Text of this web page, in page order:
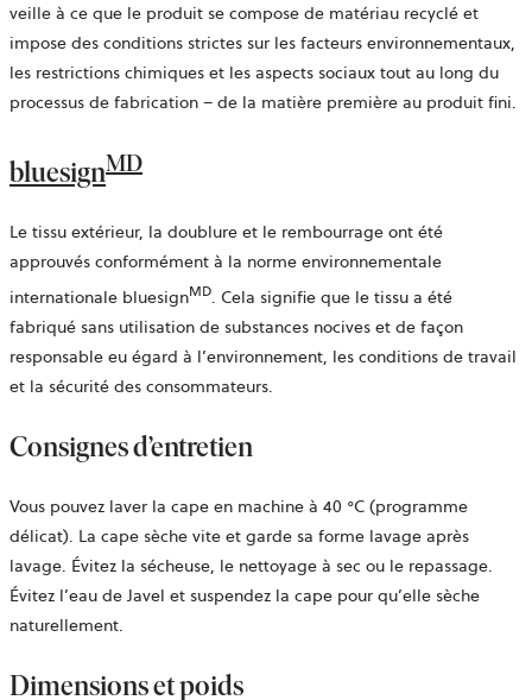
veille à ce que le produit se compose de matériau recyclé et
impose des conditions strictes sur les facteurs environnementaux,
les restrictions chimiques et les aspects sociaux tout au long du
processus de fabrication – de la matière première au produit fini.
bluesignMD
Le tissu extérieur, la doublure et le rembourrage ont été
approuvés conformément à la norme environnementale
internationale bluesignMD. Cela signifie que le tissu a été
fabriqué sans utilisation de substances nocives et de façon
responsable eu égard à l’environnement, les conditions de travail
et la sécurité des consommateurs.
Consignes d’entretien
Vous pouvez laver la cape en machine à 40 °C (programme
délicat). La cape sèche vite et garde sa forme lavage après
lavage. Évitez la sécheuse, le nettoyage à sec ou le repassage.
Évitez l’eau de Javel et suspendez la cape pour qu’elle sèche
naturellement.
Dimensions et poids